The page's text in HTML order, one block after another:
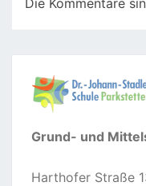
Die Kommentare
Grund- und
Harthofer Straße